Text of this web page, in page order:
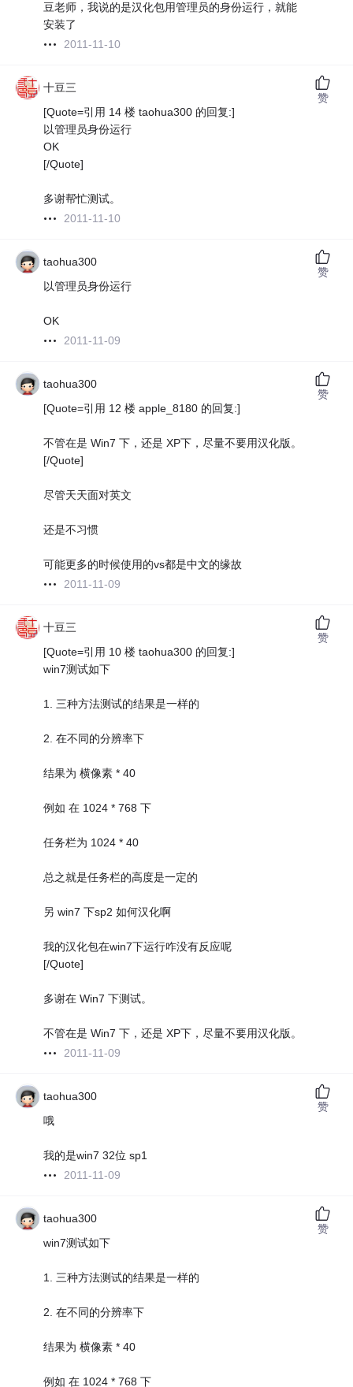
豆老师，我说的是汉化包用管理员的身份运行，就能
安装了
2011-11-10
十豆三
[Quote=引用 14 楼 taohua300 的回复:]
以管理员身份运行
OK
[/Quote]
多谢帮忙测试。
2011-11-10
赞
taohua300
以管理员身份运行
OK
2011-11-09
赞
taohua300
[Quote=引用 12 楼 apple_8180 的回复:]
不管在是 Win7 下，还是 XP下，尽量不要用汉化版。
[/Quote]
尽管天天面对英文
还是不习惯
可能更多的时候使用的vs都是中文的缘故
2011-11-09
赞
十豆三
[Quote=引用 10 楼 taohua300 的回复:]
win7测试如下
1. 三种方法测试的结果是一样的
2. 在不同的分辨率下
结果为 横像素 * 40
例如 在 1024 * 768 下
任务栏为 1024 * 40
总之就是任务栏的高度是一定的
另 win7 下sp2 如何汉化啊
我的汉化包在win7下运行咋没有反应呢
[/Quote]
多谢在 Win7 下测试。
不管在是 Win7 下，还是 XP下，尽量不要用汉化版。
2011-11-09
赞
taohua300
哦
我的是win7 32位 sp1
2011-11-09
赞
taohua300
win7测试如下
1. 三种方法测试的结果是一样的
2. 在不同的分辨率下
结果为 横像素 * 40
例如 在 1024 * 768 下
赞